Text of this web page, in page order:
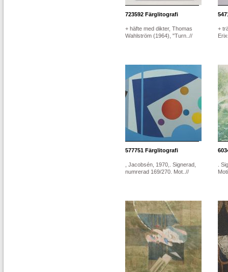
723592 Färglitografi
+ häfte med dikter, Thomas
Wahlström (1964), "Turn..//
+
577751 Färglitografi
, Jacobsén, 1970,. Signerad,
numrerad 169/270. Mot..//
.